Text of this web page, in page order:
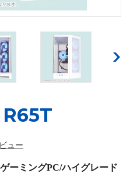
ュー
ーミングPC/ハイグレード